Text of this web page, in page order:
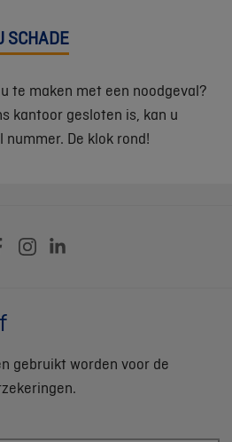
SCHADE
te maken met een noodgeval?
kantoor gesloten is, kan u
De klok rond!
gebruikt worden voor de